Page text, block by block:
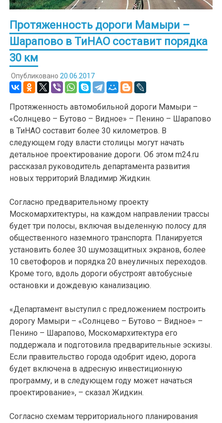
Протяженность дороги Мамыри –
Шарапово в ТиНАО составит порядка
30 км
Опубликовано 20.06.2017
Протяженность автомобильной дороги Мамыри –
«Солнцево – Бутово – Видное» – Пенино – Шарапово
в ТиНАО составит более 30 километров. В
следующем году власти столицы могут начать
детальное проектирование дороги. Об этом m24.ru
рассказал руководитель департамента развития
новых территорий Владимир Жидкин.
Согласно предварительному проекту
Москомархитектуры, на каждом направлении трассы
будет три полосы, включая выделенную полосу для
общественного наземного транспорта. Планируется
установить более 30 шумозащитных экранов, более
10 светофоров и порядка 20 внеуличных переходов.
Кроме того, вдоль дороги обустроят автобусные
остановки и дождевую канализацию.
«Департамент выступил с предложением построить
дорогу Мамыри – «Солнцево – Бутово – Видное» –
Пенино – Шарапово, Москомархитектура его
поддержала и подготовила предварительные эскизы.
Если правительство города одобрит идею, дорога
будет включена в адресную инвестиционную
программу, и в следующем году может начаться
проектирование», – сказал Жидкин.
Согласно схемам территориального планирования